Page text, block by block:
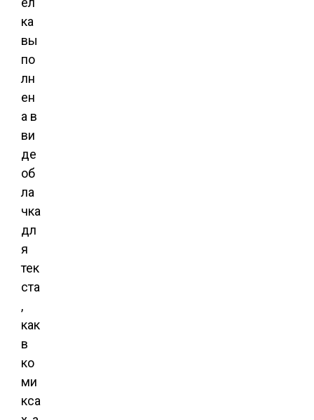
ка
вы
по
лн
ен
а в
ви
де
об
ла
чка
дл
я
тек
ста
,
как
в
ко
ми
кса